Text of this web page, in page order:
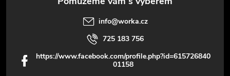
info@worka.cz
725 183 756
https://www.facebook.com/profile.php?id=615726840
01158